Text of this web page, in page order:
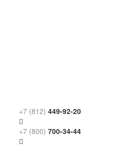
+7 (812) 449-92-20
+7 (800) 700-34-44